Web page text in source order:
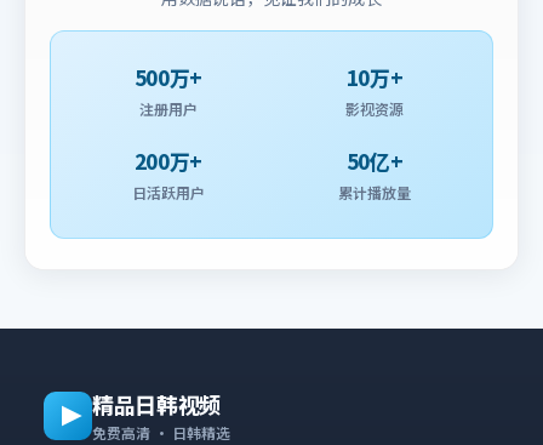
500万+
注册用户
10万+
影视资源
200万+
日活跃用户
50亿+
累计播放量
精品日韩视频
免费高清 · 日韩精选